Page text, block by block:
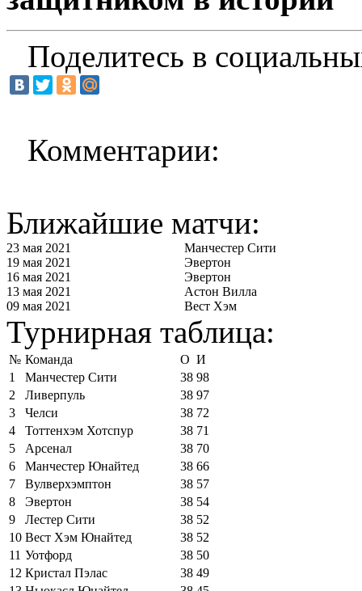
Поделитесь в
Комментарии:
Ближайшие матчи:
23 мая 2021
Манчестер Сити
19 мая 2021
Эвертон
16 мая 2021
Эвертон
13 мая 2021
Астон Вилла
09 мая 2021
Вест Хэм
Турнирная таблица:
№ Команда О И
1
Манчестер Сити 38 98
2
Ливерпуль 38 97
3
Челси 38 72
4
Тоттенхэм Хотспур 38 71
5
Арсенал 38 70
6
Манчестер Юнайтед 38 66
7
Вулверхэмптон 38 57
8
Эвертон 38 54
9
Лестер Сити 38 52
10 Вест Хэм Юнайтед 38 52
11 Уотфорд 38 50
12 Кристал Пэлас 38 49